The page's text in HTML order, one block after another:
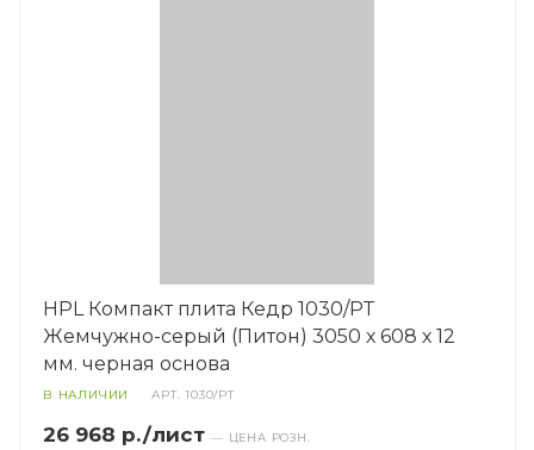
HPL Компакт плита Кедр 1030/PT
Жемчужно-серый (Питон) 3050 х 608 х 12
мм. черная основа
В НАЛИЧИИ АРТ.1030/PT
26 968 р./лист — ЦЕНА РОЗН.